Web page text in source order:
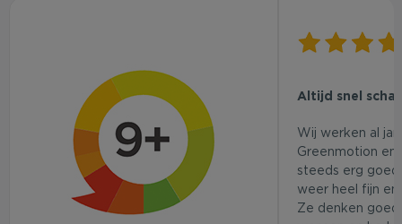
Altijd snel
Wij werken al
Greenmotion en
steeds erg
weer heel fijn en
Ze denken